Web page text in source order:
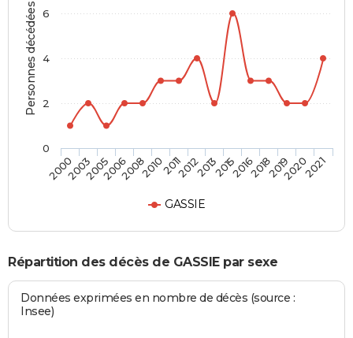
Personnes décédées
GASSIE
200020032005200620082010201120122013201520162018201920202021
0
2
4
6
Répartition des décès de GASSIE par sexe
Données exprimées en nombre de décès (source :
Insee)